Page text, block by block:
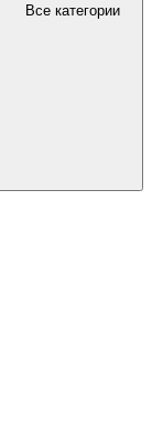
Все категории